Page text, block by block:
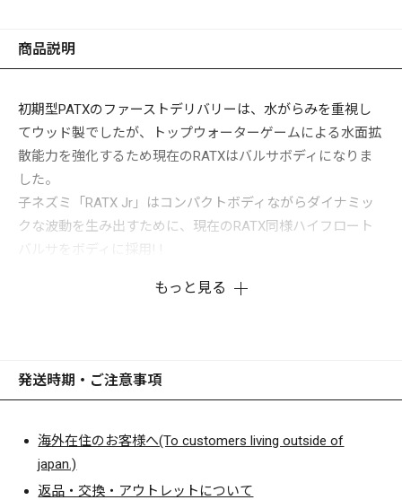
商品説明
初期型PATXのファーストデリバリーは、水がらみを重視し
てウッド製でしたが、トップウォーターゲームによる水面拡
散能力を強化するため現在のRATXはバルサボディになりま
した。
子ネズミ「RATX Jr」はコンパクトボディながらダイナミッ
クな波動を生み出すために、現在のRATX同様ハイフロート
もっと見る
発送時期・ご注意事項
海外在住のお客様へ(To customers living outside of
japan.)
返品・交換・アウトレットについて